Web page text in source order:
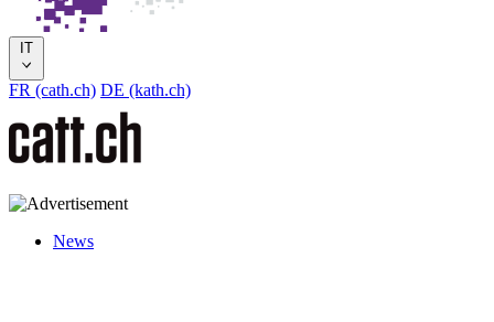
IT
FR (cath.ch) DE (kath.ch)
News